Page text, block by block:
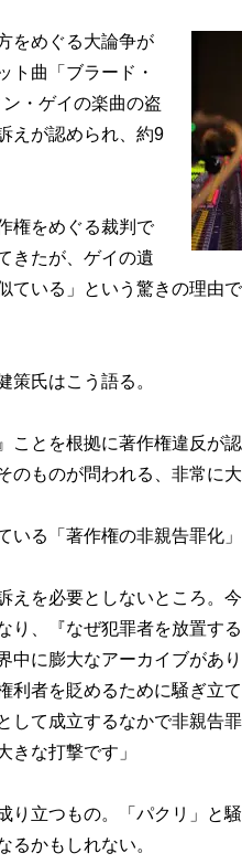
をめぐる大論争が
ト曲「ブラード・
・ゲイの楽曲の盗
えが認められ、約9
権をめぐる裁判で
きたが、ゲイの遺
ている」という驚きの理由
氏はこう語る。
ことを根拠に著作権違反が
ものが問われる、非常に
る「著作権の非親告罪化」
えを必要としないところ。
り、『なぜ犯罪者を放置す
中に膨大なアーカイブがあ
者を貶めるために騒ぎ立
して成立するなかで非親告
きな打撃です」
立つもの。「パクリ」と
るかもしれない。